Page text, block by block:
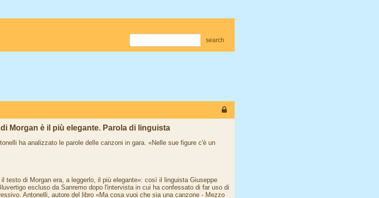
search
Morgan è il più elegante. Parola di linguista
ha analizzato le parole delle canzoni in gara. «Nelle sue figure c'è un
testo di Morgan era, a leggerlo, il più elegante»: così il linguista Giuseppe
escluso da Sanremo dopo l'intervista in cui ha confessato di far uso di
Antonelli, autore del libro «Ma cosa vuoi che sia una canzone - Mezzo